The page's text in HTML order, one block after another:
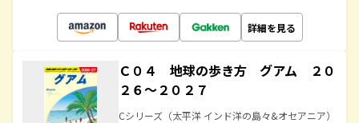
詳細を見る
Ｃ０４ 地球の歩き方 グアム ２０
２６～２０２７
Cシリーズ（太平洋 インド洋の島々&オセアニア）